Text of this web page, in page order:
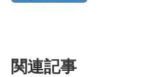
関連記事